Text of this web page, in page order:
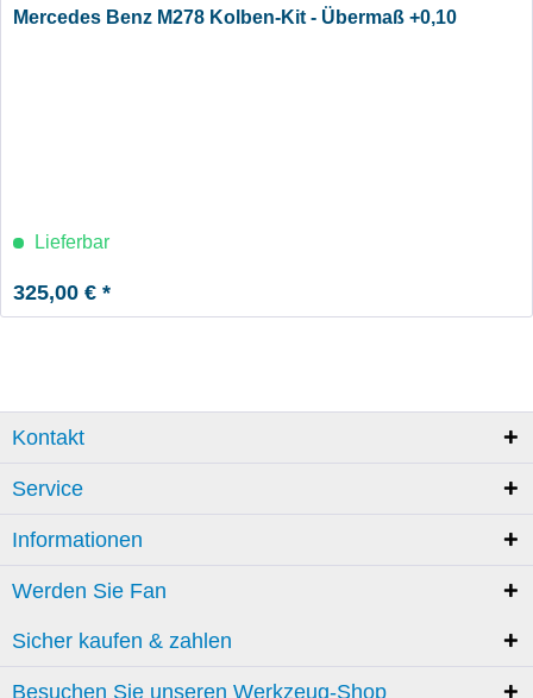
Mercedes Benz M278 Kolben-Kit - Übermaß +0,10
Lieferbar
325,00 € *
Kontakt
Service
Informationen
Werden Sie Fan
Sicher kaufen & zahlen
Besuchen Sie unseren Werkzeug-Shop